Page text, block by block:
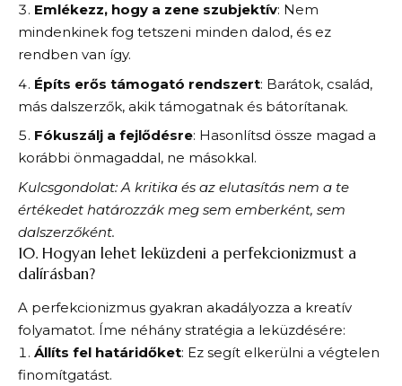
Emlékezz, hogy a zene szubjektív: Nem
mindenkinek fog tetszeni minden dalod, és ez
rendben van így.
Építs erős támogató rendszert: Barátok, család,
más dalszerzők, akik támogatnak és bátorítanak.
Fókuszálj a fejlődésre: Hasonlítsd össze magad a
korábbi önmagaddal, ne másokkal.
Kulcsgondolat: A kritika és az elutasítás nem a te
értékedet határozzák meg sem emberként, sem
dalszerzőként.
10. Hogyan lehet leküzdeni a perfekcionizmust a
dalírásban?
A perfekcionizmus gyakran akadályozza a kreatív
folyamatot. Íme néhány stratégia a leküzdésére:
Állíts fel határidőket: Ez segít elkerülni a végtelen
finomítgatást.